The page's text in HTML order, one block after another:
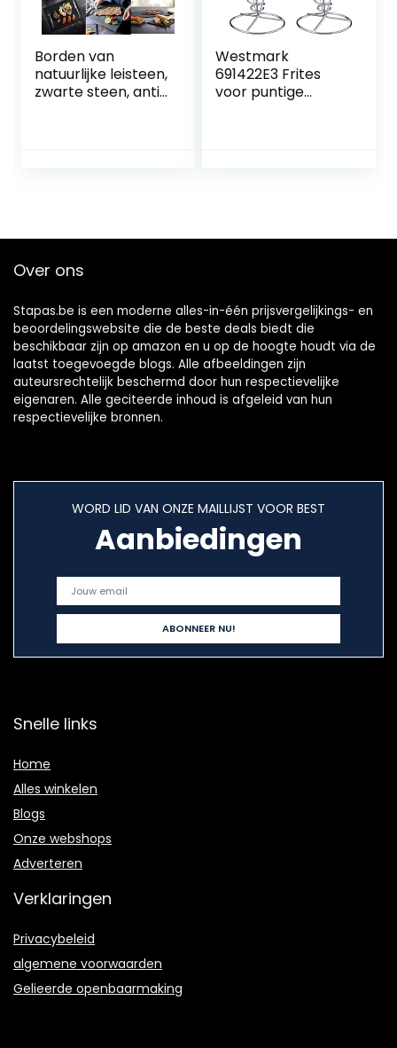
Borden van
natuurlijke leisteen,
zwarte steen, anti-
cm)
Westmark
691422E3 Frites
voor puntige
Over ons
Stapas.be is een moderne alles-in-één prijsvergelijkings- en
beoordelingswebsite die de beste deals biedt die
beschikbaar zijn op amazon en u op de hoogte houdt via de
laatst toegevoegde blogs. Alle afbeeldingen zijn
auteursrechtelijk beschermd door hun respectievelijke
eigenaren. Alle geciteerde inhoud is afgeleid van hun
respectievelijke bronnen.
WORD LID VAN ONZE MAILLIJST VOOR BEST
Aanbiedingen
Snelle links
Home
Alles winkelen
Blogs
Onze webshops
Adverteren
Verklaringen
Privacybeleid
algemene voorwaarden
Gelieerde openbaarmaking